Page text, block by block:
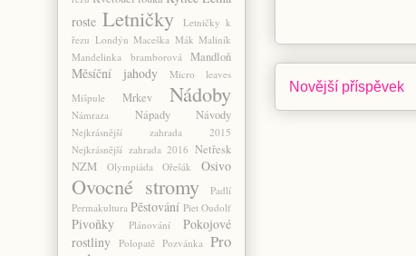
Novější příspěvek
roste Letničky
Letničky k
řezu Londýn Maceška Mák Maliník
Mandelinka bramborová
Mandloň
Měsíční jahody
Micro leaves
Mišpule
Mrkev Nádoby
Námraza Nápady Návody
Nejkrásnější zahrada 2015
Nejkrásnější zahrada 2016 Netřesk
NZM
Olympiáda Ořešák Osivo
Ovocné stromy
Padlí
Permakultura Pěstování Piet Oudolf
Pivoňky Plánování
Pokojové
rostliny Polopatě Pozvánka Pro